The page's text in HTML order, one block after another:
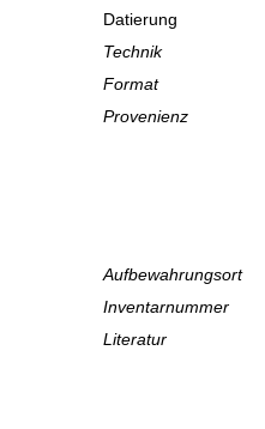
Datierung
Technik
Format
Provenienz
Aufbewahrungsort
Inventarnummer
Literatur